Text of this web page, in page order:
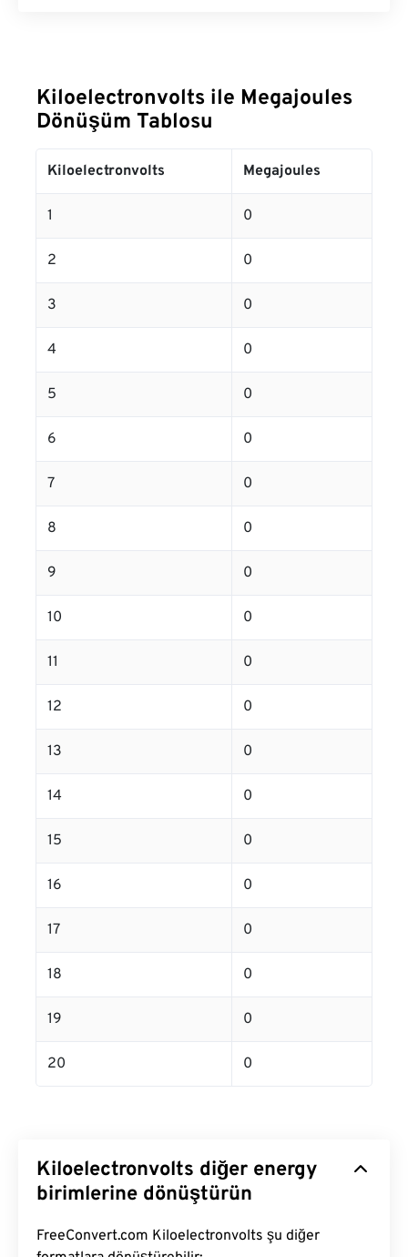
Kiloelectronvolts ile Megajoules
Dönüşüm Tablosu
Kiloelectronvolts Megajoules
1 0
2 0
3 0
4 0
5 0
6 0
7 0
8 0
9 0
10 0
11 0
12 0
13 0
14 0
15 0
16 0
17 0
18 0
19 0
20 0
Kiloelectronvolts diğer energy
birimlerine dönüştürün
FreeConvert.com Kiloelectronvolts şu diğer